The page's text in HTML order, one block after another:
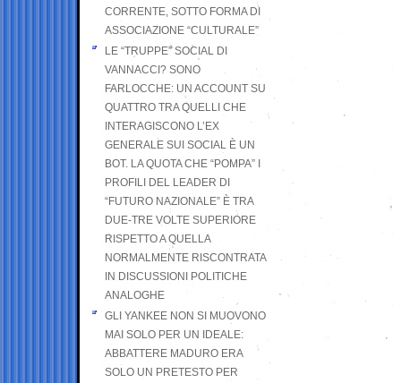
CORRENTE, SOTTO FORMA DI
ASSOCIAZIONE “CULTURALE”
LE “TRUPPE” SOCIAL DI
VANNACCI? SONO
FARLOCCHE: UN ACCOUNT SU
QUATTRO TRA QUELLI CHE
INTERAGISCONO L’EX
GENERALE SUI SOCIAL È UN
BOT. LA QUOTA CHE “POMPA” I
PROFILI DEL LEADER DI
“FUTURO NAZIONALE” È TRA
DUE-TRE VOLTE SUPERIORE
RISPETTO A QUELLA
NORMALMENTE RISCONTRATA
IN DISCUSSIONI POLITICHE
ANALOGHE
GLI YANKEE NON SI MUOVONO
MAI SOLO PER UN IDEALE:
ABBATTERE MADURO ERA
SOLO UN PRETESTO PER